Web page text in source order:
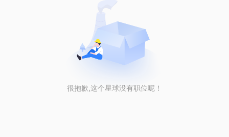
很抱歉,这个星球没有职位呢！